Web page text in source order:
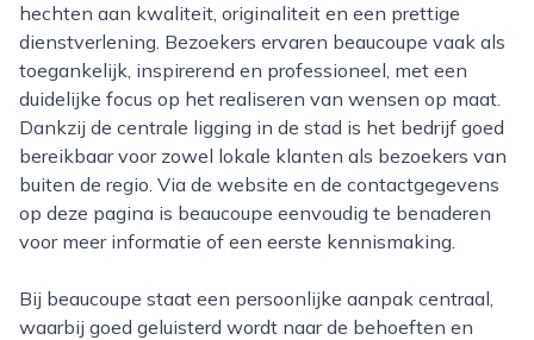
hechten aan kwaliteit, originaliteit en een prettige
dienstverlening. Bezoekers ervaren beaucoupe vaak als
toegankelijk, inspirerend en professioneel, met een
duidelijke focus op het realiseren van wensen op maat.
Dankzij de centrale ligging in de stad is het bedrijf goed
bereikbaar voor zowel lokale klanten als bezoekers van
buiten de regio. Via de website en de contactgegevens
op deze pagina is beaucoupe eenvoudig te benaderen
voor meer informatie of een eerste kennismaking.
Bij beaucoupe staat een persoonlijke aanpak centraal,
waarbij goed geluisterd wordt naar de behoeften en